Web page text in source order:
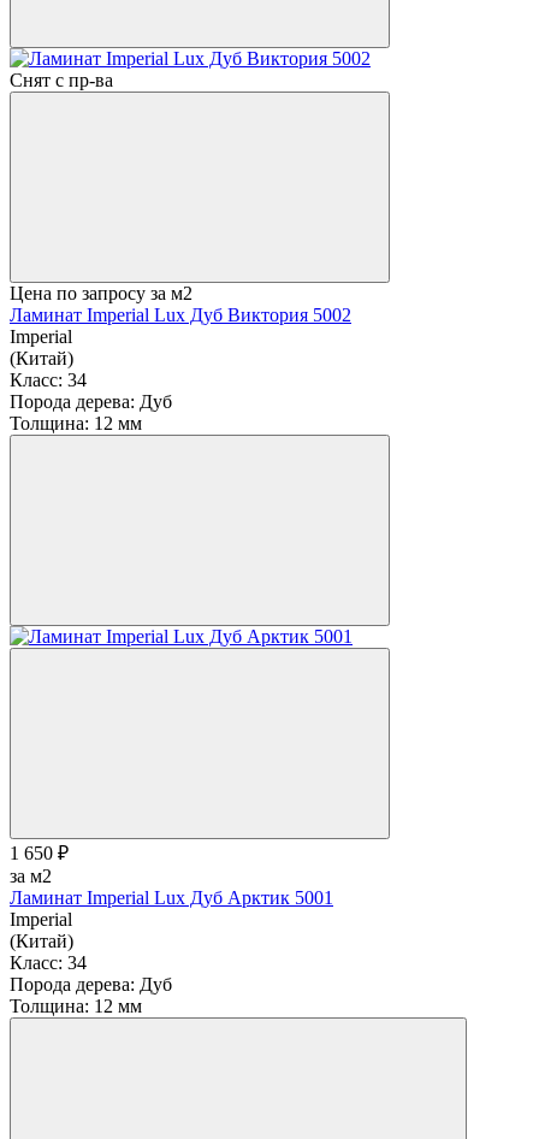
Снят с пр-ва
Цена по запросу за м2
Ламинат Imperial Lux Дуб Виктория 5002
Imperial
(Китай)
Класс: 34
Порода дерева: Дуб
Толщина: 12 мм
1 650 ₽
за м2
Ламинат Imperial Lux Дуб Арктик 5001
Imperial
(Китай)
Класс: 34
Порода дерева: Дуб
Толщина: 12 мм